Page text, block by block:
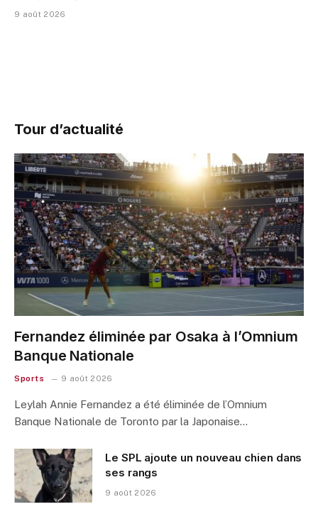
9 août 2026
Tour d’actualité
Fernandez éliminée par Osaka à l’Omnium
Banque Nationale
Sports 9 août 2026
Leylah Annie Fernandez a été éliminée de l’Omnium
Banque Nationale de Toronto par la Japonaise…
Le SPL ajoute un nouveau chien dans
ses rangs
9 août 2026